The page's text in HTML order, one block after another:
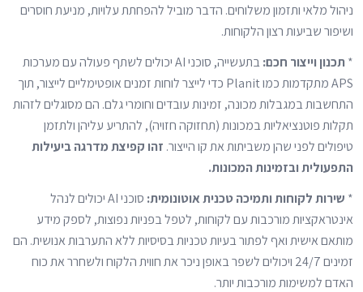
ניהול מלאי ותזמון משלוחים. הדבר מוביל להפחתת עלויות, מניעת חוסרים
ושיפור שביעות רצון הלקוחות.
* תכנון וייצור חכם:
בתעשייה, סוכני AI יכולים לשתף פעולה עם מערכות
APS מתקדמות כמו Planit כדי לייצר לוחות זמנים אופטימליים לייצור, תוך
התחשבות במגבלות מכונה, זמינות עובדים וחומרי גלם. הם מסוגלים לזהות
תקלות פוטנציאליות במכונות (תחזוקה חזויה), להתריע עליהן ולתזמן
טיפולים לפני שהן משביתות את קו הייצור. זהו קפיצת מדרגה ביעילות
התפעולית ובזמינות המכונות.
* שירות לקוחות ותמיכה טכנית אוטונומית:
סוכני AI יכולים לנהל
אינטראקציות מורכבות עם לקוחות, לטפל בפניות נפוצות, לספק מידע
מותאם אישית ואף לפתור בעיות טכניות בסיסיות ללא התערבות אנושית. הם
זמינים 24/7 ויכולים לשפר באופן ניכר את חווית הלקוח ולשחרר את כוח
האדם למשימות מורכבות יותר.